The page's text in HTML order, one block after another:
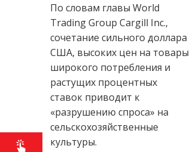
По словам главы World
Trading Group Cargill Inc.,
сочетание сильного доллара
США, высоких цен на товары
широкого потребления и
растущих процентных
ставок приводит к
«разрушению спроса» на
сельскохозяйственные
культуры.